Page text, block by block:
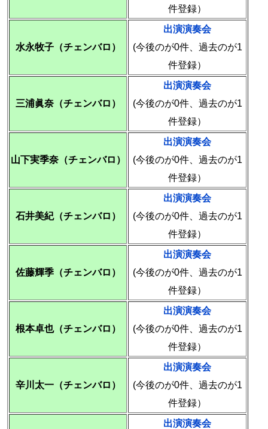
件登録）
水永牧子（チェンバロ）
出演演奏会
(今後のが0件、過去のが1
件登録）
三浦眞奈（チェンバロ）
出演演奏会
(今後のが0件、過去のが1
件登録）
山下実季奈（チェンバロ）
出演演奏会
(今後のが0件、過去のが1
件登録）
石井美紀（チェンバロ）
出演演奏会
(今後のが0件、過去のが1
件登録）
佐藤輝季（チェンバロ）
出演演奏会
(今後のが0件、過去のが1
件登録）
根本卓也（チェンバロ）
出演演奏会
(今後のが0件、過去のが1
件登録）
辛川太一（チェンバロ）
出演演奏会
(今後のが0件、過去のが1
件登録）
出演演奏会